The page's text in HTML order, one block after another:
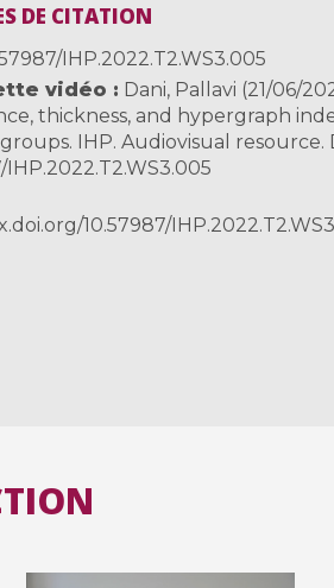
DE CITATION
IHP.2022.T2.WS3.005
vidéo
Dani, Pallavi (21/06/
thickness, and hypergraph
IHP. Audiovisual resource.
IHP.2022.T2.WS3.005
10.57987/